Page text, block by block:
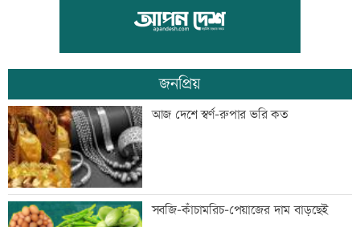
দুদকের মামলায় ঢাকা ব্যাংকের ৪ কর্মকর্তার
কারাদণ্ড
জিয়াউর রহমান দেশে প্রথম সবুজ বিপ্লবের
ডাক দিয়েছিলেন: পরিবেশমন্ত্রী
প্রথম শ্রেণিতে ভর্তি লটারিতে
জনপ্রিয়
আজ দেশে স্বর্ণ-রুপার ভরি কত
সবজি-কাঁচামরিচ-পেয়াজের দাম বাড়ছেই